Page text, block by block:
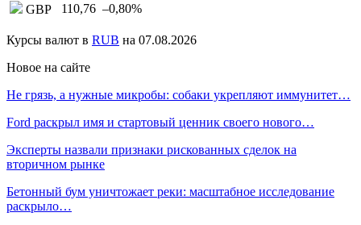
GBP
110,76 –0,80%
Курсы валют в RUB на 07.08.2026
Новое на сайте
Не грязь, а нужные микробы: собаки укрепляют иммунитет…
Ford раскрыл имя и стартовый ценник своего нового…
Эксперты назвали признаки рискованных сделок на
вторичном рынке
Бетонный бум уничтожает реки: масштабное исследование
раскрыло…